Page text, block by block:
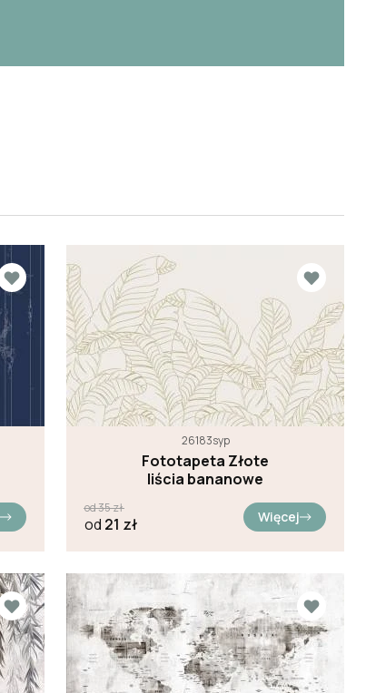
26183syp
Fototapeta Złote
liścia bananowe
od35zł
od 21 zł Więcej